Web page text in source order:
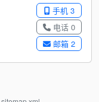
手机 3
电话 0
邮箱 2